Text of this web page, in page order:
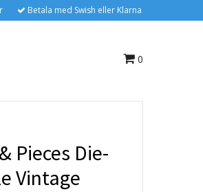
Betala med Swish eller Klarna
0
Pieces Die-
Vintage